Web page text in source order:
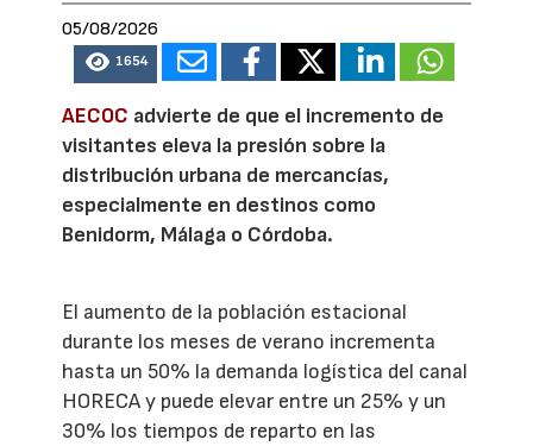
05/08/2026
1654
AECOC advierte de que el incremento de
visitantes eleva la presión sobre la
distribución urbana de mercancías,
especialmente en destinos como
Benidorm, Málaga o Córdoba.
El aumento de la población estacional
durante los meses de verano incrementa
hasta un 50% la demanda logística del canal
HORECA y puede elevar entre un 25% y un
30% los tiempos de reparto en las